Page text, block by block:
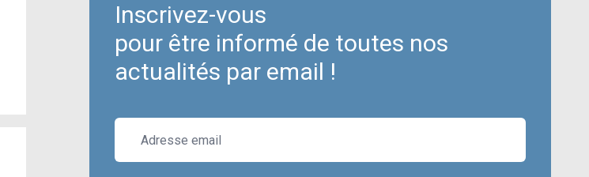
Inscrivez-vous
pour être informé de toutes nos
actualités par email !